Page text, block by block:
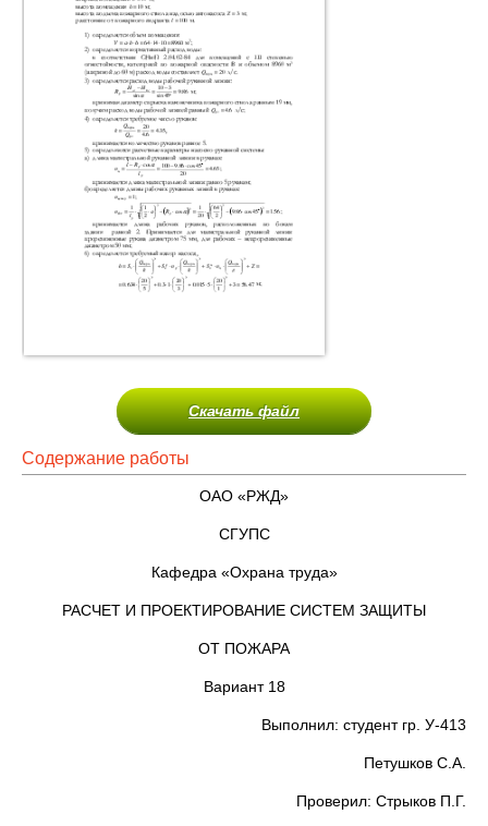
Скачать файл
Содержание работы
ОАО «РЖД»
СГУПС
Кафедра «Охрана труда»
РАСЧЕТ И ПРОЕКТИРОВАНИЕ СИСТЕМ ЗАЩИТЫ
ОТ ПОЖАРА
Вариант 18
Выполнил: студент гр. У-413
Петушков С.А.
Проверил: Стрыков П.Г.